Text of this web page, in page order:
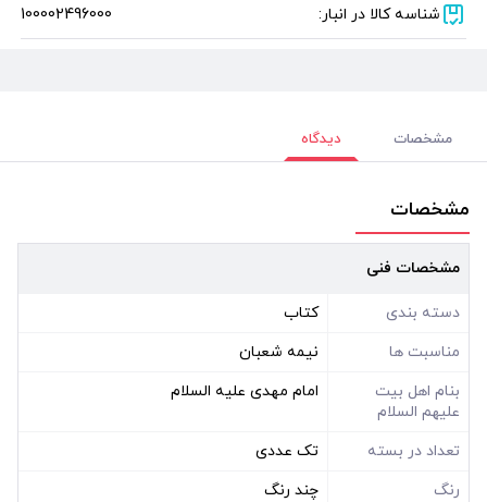
شناسه کالا در انبار: 100002496000
مشخصات دیدگاه
مشخصات
مشخصات فنی
دسته بندی
کتاب
مناسبت ها
نیمه شعبان
بنام اهل بیت
علیهم السلام
امام مهدی علیه السلام
تعداد در بسته
تک عددی
رنگ
چند رنگ